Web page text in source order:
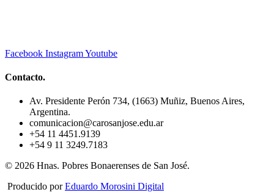
Facebook InstagramYoutube
Contacto.
Av. Presidente Perón 734, (1663) Muñiz, Buenos Aires,
Argentina.
comunicacion@carosanjose.edu.ar
+54 11 4451.9139
+54 9 11 3249.7183
© 2026 Hnas. Pobres Bonaerenses de San José.
Producido porEduardo Morosini Digital